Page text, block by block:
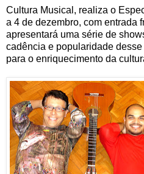
Cultura Musical, realiza o
a 4 de dezembro, com entrada
apresentará uma série de
cadência e popularidade
para o enriquecimento da